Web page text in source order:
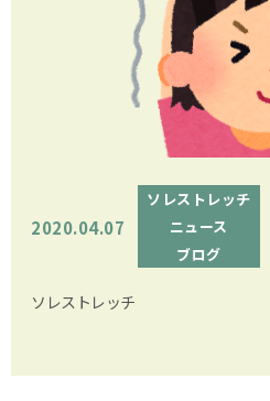
2020.04.07
ソレストレッチ
ニュース
ブログ
ソレストレッチ